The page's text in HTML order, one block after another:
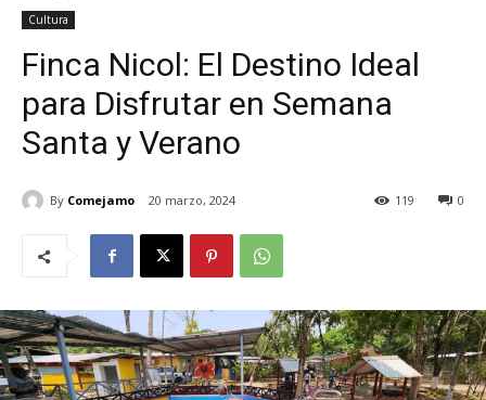
Cultura
Finca Nicol: El Destino Ideal
para Disfrutar en Semana
Santa y Verano
By Comejamo 20 marzo, 2024 0
119